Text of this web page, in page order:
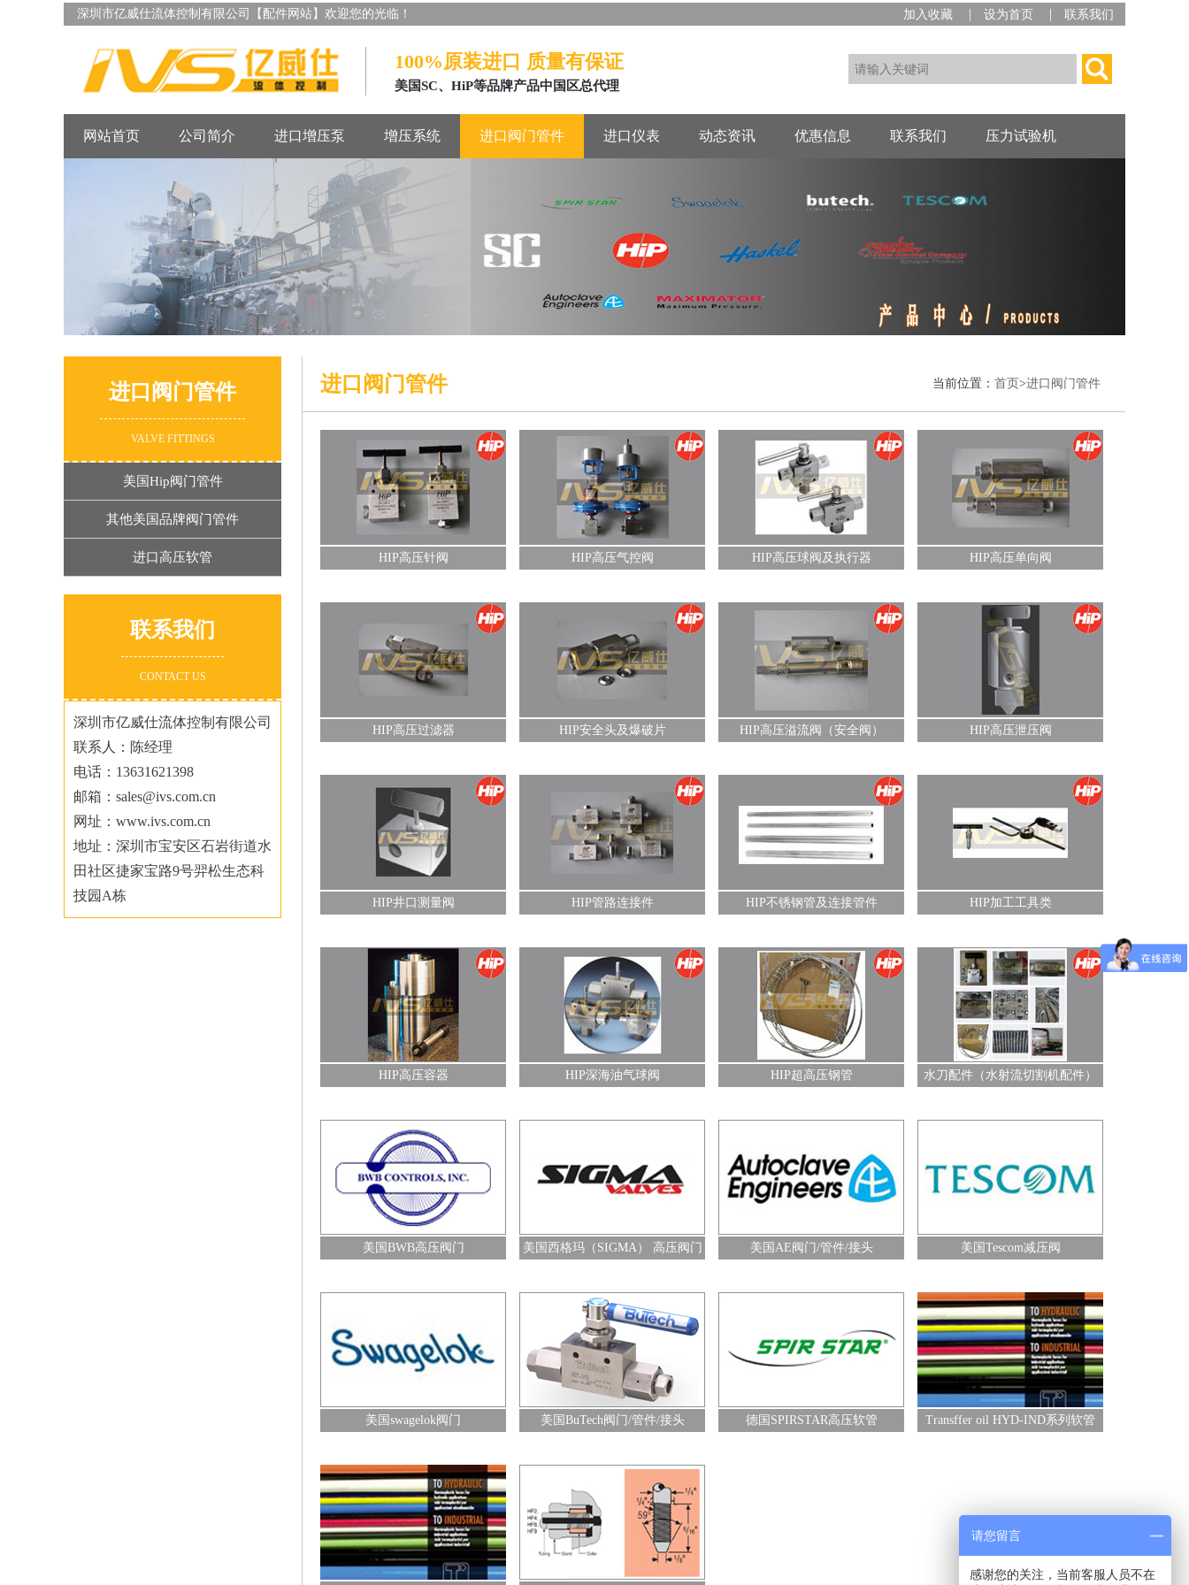
深圳市亿威仕流体控制有限公司【配件网站】欢迎您的光临！ 加入收藏 | 设为首页 | 联系我们
100%原装进口 质量有保证
美国SC、HiP等品牌产品中国区总代理
网站首页 公司简介 进口增压泵 增压系统 进口阀门管件 进口仪表 动态资讯 优惠信息 联系我们 压力试验机
进口阀门管件
VALVE FITTINGS
美国Hip阀门管件
其他美国品牌阀门管件
进口高压软管
联系我们
CONTACT US
深圳市亿威仕流体控制有限公司
联系人：陈经理
电话：13631621398
邮箱：sales@ivs.com.cn
网址：www.ivs.com.cn
地址：深圳市宝安区石岩街道水
田社区捷家宝路9号羿松生态科
技园A栋
进口阀门管件 当前位置： 首页 >进口阀门管件
HIP高压针阀
查看详情+
HIP高压针阀
HIP高压气控阀
查看详情+
HIP高压气控阀
HIP高压球阀及执行器
查看详情+
HIP高压球阀及执行器
HIP高压单向阀
查看详情+
HIP高压单向阀
查看详情+
HIP高压过滤器
HIP安全头及爆破片
查看详情+
HIP安全头及爆破片
HIP高压溢流阀（安全阀）
查看详情+
HIP高压溢流阀（安全阀）
HIP高压泄压阀
查看详情+
HIP高压泄压阀
HIP井口测量阀
查看详情+
HIP井口测量阀
HIP管路连接件
查看详情+
HIP管路连接件
HIP不锈钢管及连接管件
查看详情+
HIP不锈钢管及连接管件
HIP加工工具类
查看详情+
HIP加工工具类
HIP高压容器
HIP深海油气球阀
HIP深海油气球阀
HIP超高压钢管
查看详情+
HIP超高压钢管
水刀配件（水射流切割机配件）
查看详情+
水刀配件（水射流切割机配件）
美国BWB高压阀门
美国西格玛（SIGMA） 高压阀门
查看详情+
美国西格玛（SIGMA） 高压阀门
美国AE阀门/管件/接头
美国AE阀门/管件/接头
美国Tescom减压阀
查看详情+
美国Tescom减压阀
美国swagelok阀门
美国BuTech阀门/管件/接头
查看详情+
美国BuTech阀门/管件/接头
德国SPIRSTAR高压软管
查看详情+
德国SPIRSTAR高压软管
Transffer oil HYD-IND系列软管
查看详情+
Transffer oil HYD-IND系列软管
超高压仪表管/测压管
查看详情+ 请您留言
感谢您的关注，当前客服人员不在